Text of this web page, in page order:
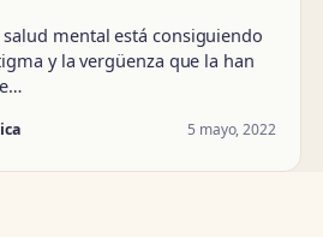
mental está consiguiendo
y la vergüenza que la han
5 mayo, 2022